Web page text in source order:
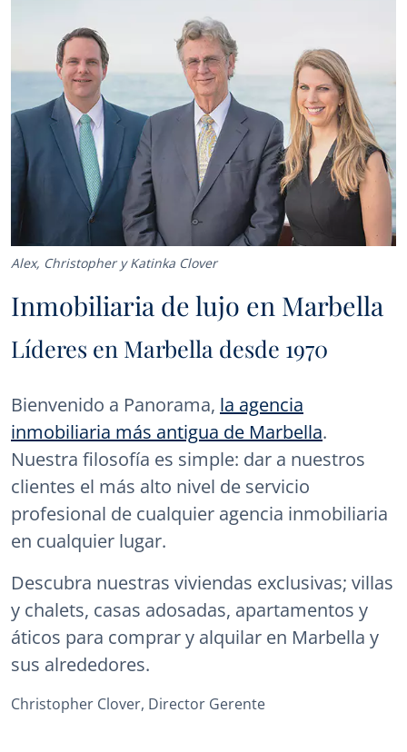
Inmobiliaria de lujo en Marbella
Líderes en Marbella desde 1970
Bienvenido a Panorama, la agencia
inmobiliaria más antigua de Marbella.
Nuestra filosofía es simple: dar a nuestros
clientes el más alto nivel de servicio
profesional de cualquier agencia inmobiliaria
en cualquier lugar.
Descubra nuestras viviendas exclusivas; villas
y chalets, casas adosadas, apartamentos y
áticos para comprar y alquilar en Marbella y
sus alrededores.
Christopher Clover, Director Gerente
Alex, Christopher y Katinka Clover